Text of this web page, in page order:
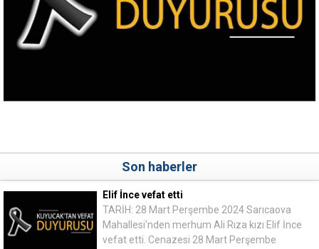
Son haberler
Elif İnce vefat etti
TARİH: 28 Mart Perşembe 2024 Sarıcaova
Mahallesi'nden merhum Ali Rıza kızı Elif İnce
vefat etti. Cenazesi 28 Mart Perşembe